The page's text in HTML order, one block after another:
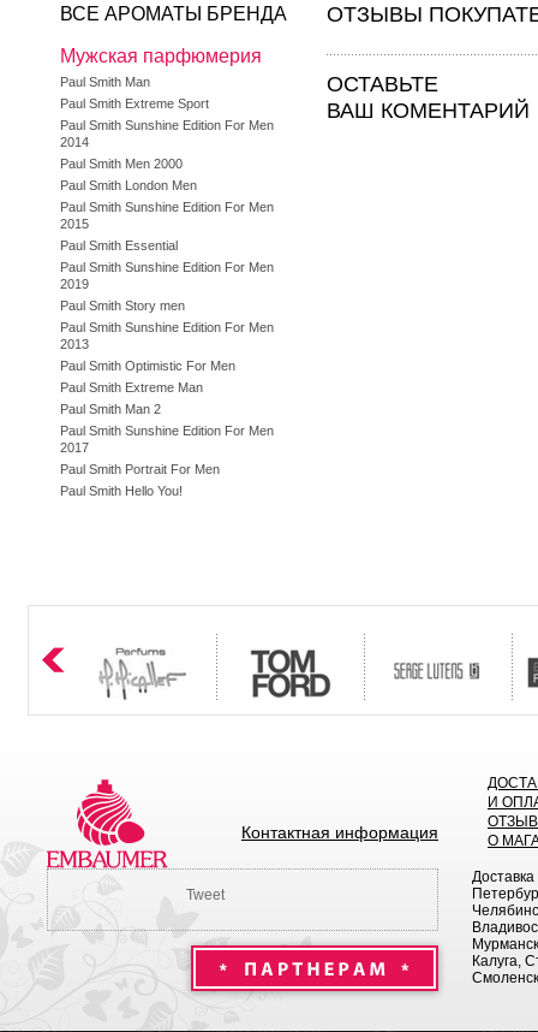
ОТЗЫВЫ
ОСТАВЬТЕ
ВАШ КОМЕНТАРИЙ
ВСЕ АРОМАТЫ БРЕНДА
Мужская парфюмерия
Paul Smith Man
Paul Smith Extreme Sport
Paul Smith Sunshine Edition For Men
2014
Paul Smith Men 2000
Paul Smith London Men
Paul Smith Sunshine Edition For Men
2015
Paul Smith Essential
Paul Smith Sunshine Edition For Men
2019
Paul Smith Story men
Paul Smith Sunshine Edition For Men
2013
Paul Smith Optimistic For Men
Paul Smith Extreme Man
Paul Smith Man 2
Paul Smith Sunshine Edition For Men
2017
Paul Smith Portrait For Men
Paul Smith Hello You!
Контактная информация
И
О
Tweet
Калуга,